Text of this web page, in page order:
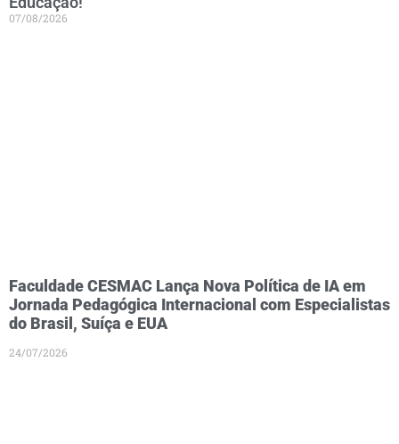
07/08/2026
Faculdade CESMAC Lança Nova Política de IA em
Jornada Pedagógica Internacional com Especialistas
do Brasil, Suíça e EUA
24/07/2026